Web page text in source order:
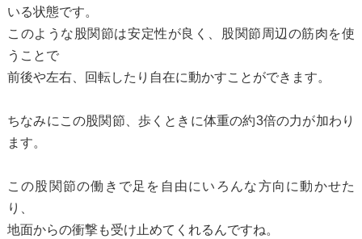
いる状態です。
このような股関節は安定性が良く、股関節周辺の筋肉を使
うことで
前後や左右、回転したり自在に動かすことができます。
ちなみにこの股関節、歩くときに体重の約3倍の力が加わり
ます。
この股関節の働きで足を自由にいろんな方向に動かせた
り、
地面からの衝撃も受け止めてくれるんですね。